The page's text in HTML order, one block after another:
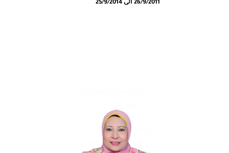
26/9/2011 الى 25/9/2014